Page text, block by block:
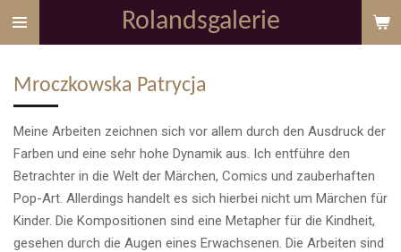
Zum
Hauptinhalt
Rolandsgalerie
Mroczkowska Patrycja
Meine Arbeiten zeichnen sich vor allem durch den Ausdruck der
Farben und eine sehr hohe Dynamik aus. Ich entführe den
Betrachter in die Welt der Märchen, Comics und zauberhaften
Pop-Art. Allerdings handelt es sich hierbei nicht um Märchen für
Kinder. Die Kompositionen sind eine Metapher für die Kindheit,
gesehen durch die Augen eines Erwachsenen. Die Arbeiten sind